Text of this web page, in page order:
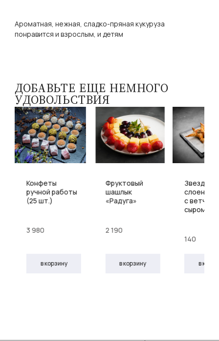
Ароматная, нежная, сладко-пряная кукуруза
понравится и взрослым, и детям
ДОБАВЬТЕ ЕЩЕ НЕМНОГО
УДОВОЛЬСТВИЯ
Конфеты
ручной работы
(25 шт.)
3 980
в корзину
Фруктовый
шашлык
«Радуга»
2 190
в корзину
Звезды из
слоеного
с
сыром
140
в